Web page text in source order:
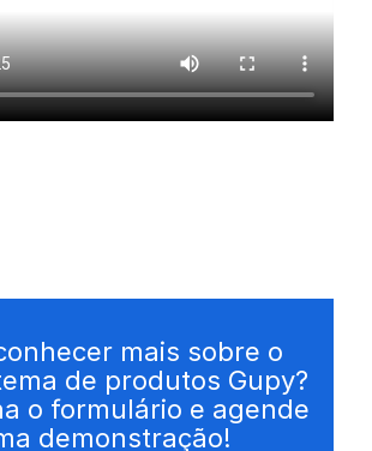
mais sobre o
de produtos Gupy?
o formulário e agende
demonstração!